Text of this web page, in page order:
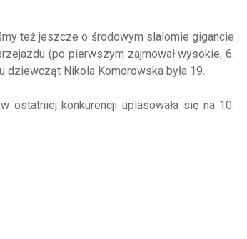
też jeszcze o środowym slalomie gigancie
(po pierwszym zajmował wysokie, 6.
dziewcząt Nikola Komorowska była 19.
ostatniej konkurencji uplasowała się na 10.